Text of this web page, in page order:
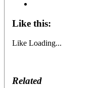
Like this:
Like Loading...
Related